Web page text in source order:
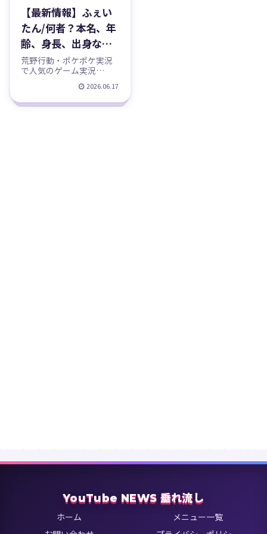
【最新情報】ふぇい
たん/何者？本名、年
齢、身長、出身など
のプロフィール、荒
野行動・ポケポケ実
況のYouTubeチャン
ネル紹介！
荒野行動・ポケポケ実況
で人気のゲーム実況
を徹底紹介。本名・年
齢・出身などのプロフィ
ール（噂は噂として整
2026.06.17
YouTube NEWS 垂れ流し
ホーム
メニュー一覧